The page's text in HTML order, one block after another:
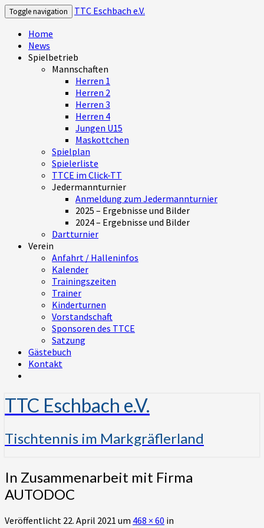
Toggle navigation
TTC Eschbach e.V.
Home
News
Spielbetrieb
Mannschaften
Herren 1
Herren 2
Herren 3
Herren 4
Jungen U15
Maskottchen
Spielplan
Spielerliste
TTCE im Click-TT
Jedermannturnier
Anmeldung zum Jedermannturnier
2025 – Ergebnisse und Bilder
2024 – Ergebnisse und Bilder
Dartturnier
Verein
Anfahrt / Halleninfos
Kalender
Trainingszeiten
Trainer
Kinderturnen
Vorstandschaft
Sponsoren des TTCE
Satzung
Gästebuch
Kontakt
TTC Eschbach e.V.
Tischtennis im Markgräflerland
In Zusammenarbeit mit Firma
AUTODOC
Veröffentlicht 22. April 2021 um 468 × 60 in